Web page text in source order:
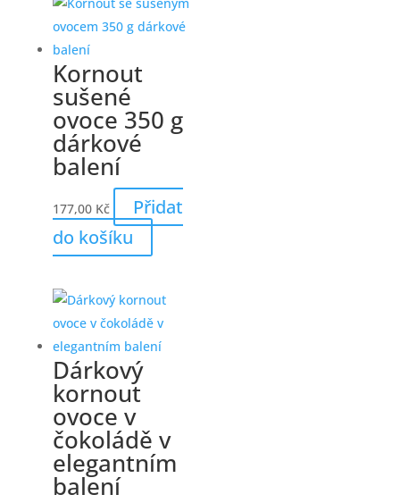
Kornout
sušené
ovoce 350 g
dárkové
balení
177,00 Kč
Přidat
do košíku
Dárkový
kornout
ovoce v
čokoládě v
elegantním
balení